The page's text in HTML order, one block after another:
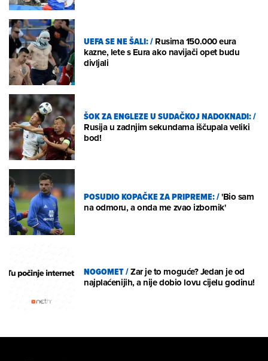
UEFA SE NE ŠALI:/Rusima 150.000 eura
kazne, lete s Eura ako navijači opet budu
divljali
ŠOK ZA ENGLEZE U SUDAČKOJ NADOKNADI:/
Rusija u zadnjim sekundama iščupala veliki
bod!
POSUDIO KOPAČKE ZA PRIPREME:/'Bio sam
na odmoru, a onda me zvao izbornik'
NOGOMET/Zar je to moguće? Jedan je od
najplaćenijih, a nije dobio lovu cijelu godinu!